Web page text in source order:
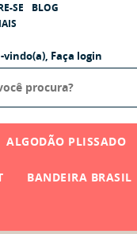
SE
BLOG
vindo(a), Faça login
ALGODÃO PLISSADO
BANDEIRA BRASIL